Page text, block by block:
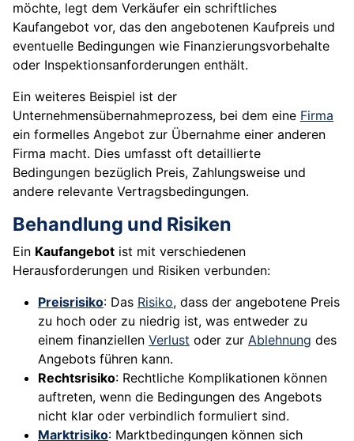
möchte, legt dem Verkäufer ein schriftliches
Kaufangebot vor, das den angebotenen Kaufpreis und
eventuelle Bedingungen wie Finanzierungsvorbehalte
oder Inspektionsanforderungen enthält.
Ein weiteres Beispiel ist der
Unternehmensübernahmeprozess, bei dem eine Firma
ein formelles Angebot zur Übernahme einer anderen
Firma macht. Dies umfasst oft detaillierte
Bedingungen bezüglich Preis, Zahlungsweise und
andere relevante Vertragsbedingungen.
Behandlung und Risiken
Ein Kaufangebot ist mit verschiedenen
Herausforderungen und Risiken verbunden:
Preisrisiko: Das Risiko, dass der angebotene Preis
zu hoch oder zu niedrig ist, was entweder zu
einem finanziellen Verlust oder zur Ablehnung des
Angebots führen kann.
Rechtsrisiko: Rechtliche Komplikationen können
auftreten, wenn die Bedingungen des Angebots
nicht klar oder verbindlich formuliert sind.
Marktrisiko: Marktbedingungen können sich